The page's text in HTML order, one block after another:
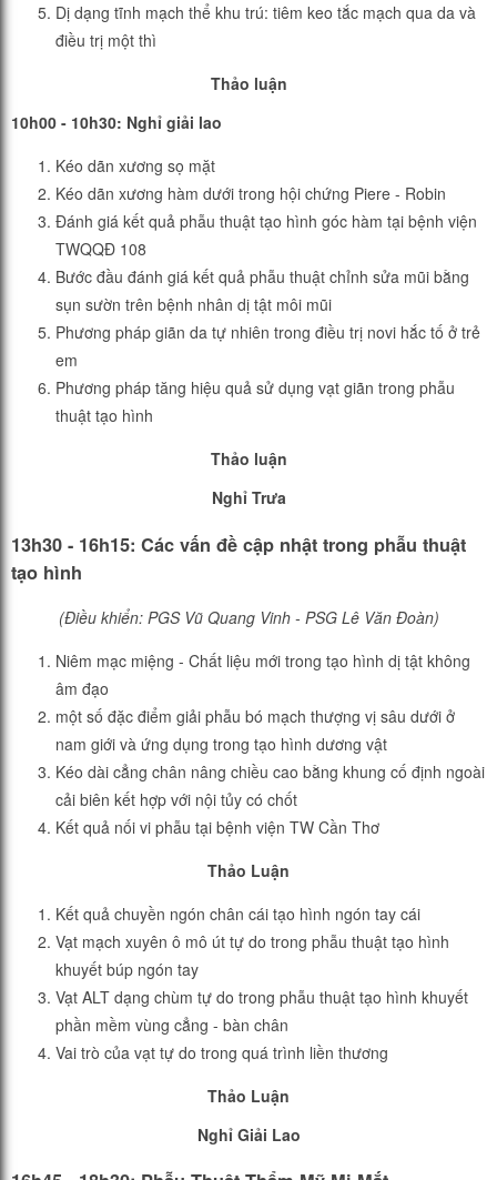
Dị dạng tĩnh mạch thể khu trú: tiêm keo tắc mạch qua da và
điều trị một thì
Thảo luận
10h00 - 10h30: Nghỉ giải lao
Kéo dãn xương sọ mặt
Kéo dãn xương hàm dưới trong hội chứng Piere - Robin
Đánh giá kết quả phẫu thuật tạo hình góc hàm tại bệnh viện
TWQQĐ 108
Bước đầu đánh giá kết quả phẫu thuật chỉnh sửa mũi bằng
sụn sườn trên bệnh nhân dị tật môi mũi
Phương pháp giãn da tự nhiên trong điều trị novi hắc tố ở trẻ
em
Phương pháp tăng hiệu quả sử dụng vạt giãn trong phẫu
thuật tạo hình
Thảo luận
Nghỉ Trưa
13h30 - 16h15: Các vấn đề cập nhật trong phẫu thuật
tạo hình
(Điều khiển: PGS Vũ Quang Vinh - PSG Lê Văn Đoàn)
Niêm mạc miệng - Chất liệu mới trong tạo hình dị tật không
âm đạo
một số đặc điểm giải phẫu bó mạch thượng vị sâu dưới ở
nam giới và ứng dụng trong tạo hình dương vật
Kéo dài cẳng chân nâng chiều cao bằng khung cố định ngoài
cải biên kết hợp với nội tủy có chốt
Kết quả nối vi phẫu tại bệnh viện TW Cần Thơ
Thảo Luận
Kết quả chuyền ngón chân cái tạo hình ngón tay cái
Vạt mạch xuyên ô mô út tự do trong phẫu thuật tạo hình
khuyết búp ngón tay
Vạt ALT dạng chùm tự do trong phẫu thuật tạo hình khuyết
phần mềm vùng cẳng - bàn chân
Vai trò của vạt tự do trong quá trình liền thương
Thảo Luận
Nghỉ Giải Lao